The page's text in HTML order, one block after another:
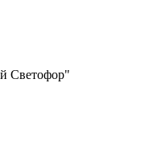
Светофор"